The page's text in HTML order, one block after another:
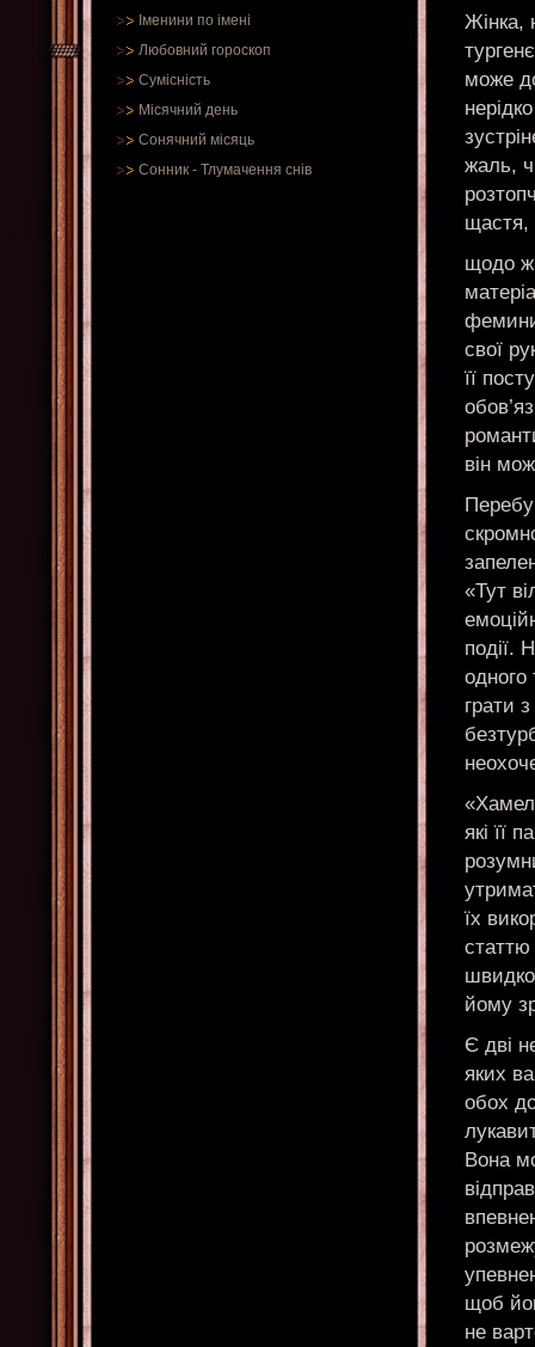
Іменини по імені
Любовний гороскоп
Сумісність
Місячний день
Сонячний місяць
Сонник - Тлумачення снів
Жінка,
може
жаль,
щастя,
щодо
свої
її
він
«Тут
події.
грати
які її
їх
йому
Є дві
яких
обох
Вона
щоб
не